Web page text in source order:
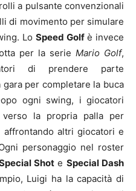
a pulsante convenzionali
di movimento per simulare
LoSpeed Golfè invece
per la serie Mario Golf,
di prendere parte
per completare la buca
ogni swing, i giocatori
la propria palla per
altri giocatori e
personaggio nel roster
Shot e Special Dash
Luigi ha la capacità di